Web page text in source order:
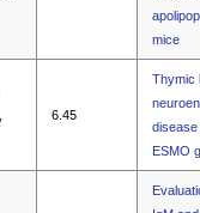
mice
6.45
Thymic
disease
ESMO